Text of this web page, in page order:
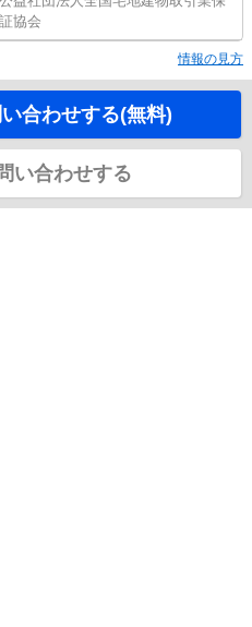
証協会
情報の見方
合わせする(無料)
い合わせする